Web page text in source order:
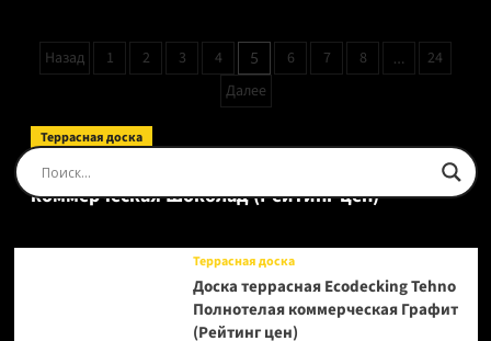
паркет
Quartz
7/1,2
мм
Латте
59
Пагинация
Назад 1 2 3 4 5 6 7 8 …
24
Далее
Террасная доска
Доска террасная Ecodecking Tehno Полнотелая
коммерческая Шоколад (Рейтинг цен)
Террасная доска
Доска террасная Ecodecking Tehno
Полнотелая коммерческая Графит
(Рейтинг цен)